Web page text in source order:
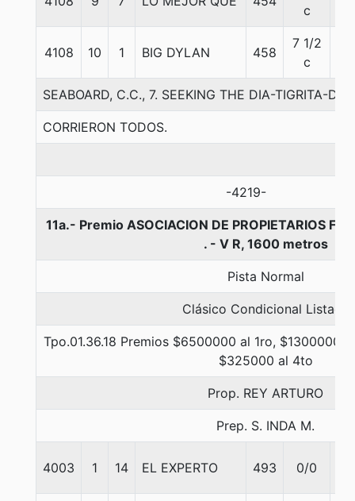
c
4108 10 1 BIG DYLAN 458
7 1/2
c
SEABOARD, C.C., 7. SEEKING THE DIA-TIGRITA-
CORRIERON TODOS.
-4219-
11a.- Premio ASOCIACION DE PROPIETARIOS F .
. - V R, 1600 metros
Pista Normal
Clásico Condicional Listada
Tpo.01.36.18 Premios $6500000 al 1ro, $1300000
$325000 al 4to
Prop. REY ARTURO
Prep. S. INDA M.
4003 1 14 EL EXPERTO 493 0/0